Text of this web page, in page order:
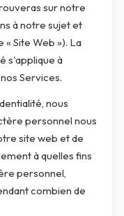
sur notre
à notre sujet et
« Site Web »). La
s'applique à
Services.
nous
personnel nous
site web et de
à quelles fins
personnel,
combien de